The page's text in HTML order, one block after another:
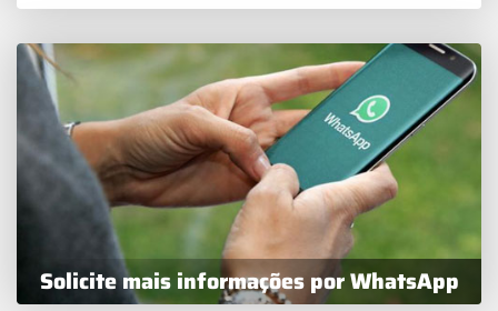
Solicite mais informações por WhatsApp